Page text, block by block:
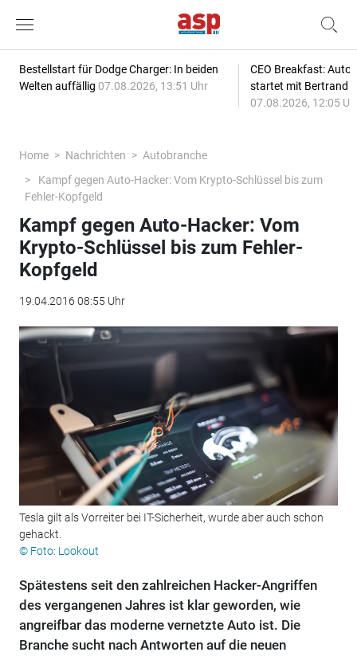
Bestellstart für Dodge Charger: In beiden
Welten auffällig 07.08.2026, 13:51 Uhr
CEO Breakfast:
startet mit Bertrand
07.08.2026, 12:05
Home Nachrichten
Autobranche
Kampf gegen Auto-Hacker: Vom Krypto-Schlüssel bis zum
Fehler-Kopfgeld
Kampf gegen Auto-Hacker: Vom
Krypto-Schlüssel bis zum Fehler-
Kopfgeld
19.04.2016 08:55 Uhr
Tesla gilt als Vorreiter bei IT-Sicherheit, wurde aber auch schon
gehackt.
© Foto: Lookout
Spätestens seit den zahlreichen Hacker-Angriffen
des vergangenen Jahres ist klar geworden, wie
angreifbar das moderne vernetzte Auto ist. Die
Branche sucht nach Antworten auf die neuen